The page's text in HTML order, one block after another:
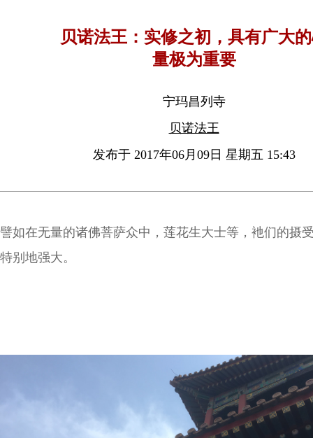
贝诺法王：实修之初，具有广大
量极为重要
宁玛昌列寺
贝诺法王
发布于 2017年06月09日 星期五 15:43
譬如在无量的诸佛菩萨众中，莲花生大士等，衪们的摄
特别地强大。